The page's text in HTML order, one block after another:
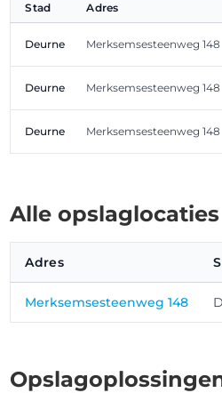
Stad Adres
Deurne Merksemsesteenweg 148
Deurne Merksemsesteenweg 148
Deurne Merksemsesteenweg 148
Alle opslaglocaties
Adres
Merksemsesteenweg 148